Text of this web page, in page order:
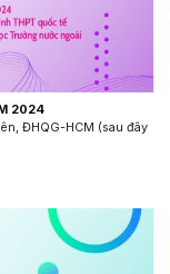
2024
ĐHQG-HCM (sau đây